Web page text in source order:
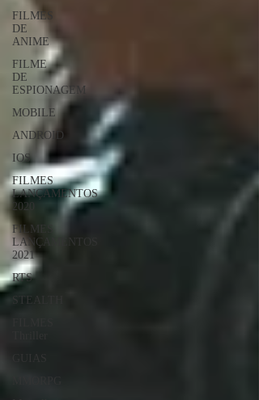
FILMES
DE
ANIME
FILME
DE
ESPIONAGEM
MOBILE
ANDROID
IOS
FILMES
LANÇAMENTOS
2020
FILMES
LANÇAMENTOS
2021
RTS
STEALTH